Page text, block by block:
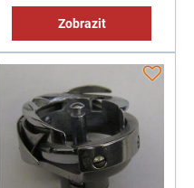
Zobrazit